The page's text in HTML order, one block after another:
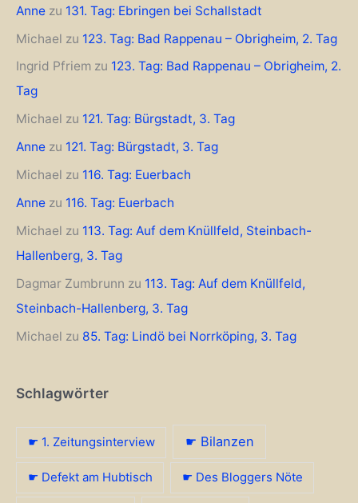
Anne zu 131. Tag: Ebringen bei Schallstadt
Michael zu 123. Tag: Bad Rappenau – Obrigheim, 2. Tag
Ingrid Pfriem zu 123. Tag: Bad Rappenau – Obrigheim, 2.
Tag
Michael zu 121. Tag: Bürgstadt, 3. Tag
Anne zu 121. Tag: Bürgstadt, 3. Tag
Michael zu 116. Tag: Euerbach
Anne zu 116. Tag: Euerbach
Michael zu 113. Tag: Auf dem Knüllfeld, Steinbach-
Hallenberg, 3. Tag
Dagmar Zumbrunn zu 113. Tag: Auf dem Knüllfeld,
Steinbach-Hallenberg, 3. Tag
Michael zu 85. Tag: Lindö bei Norrköping, 3. Tag
Schlagwörter
☛ 1. Zeitungsinterview ☛ Bilanzen
☛ Defekt am Hubtisch ☛ Des Bloggers Nöte